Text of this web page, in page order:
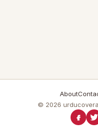
About
© 2026